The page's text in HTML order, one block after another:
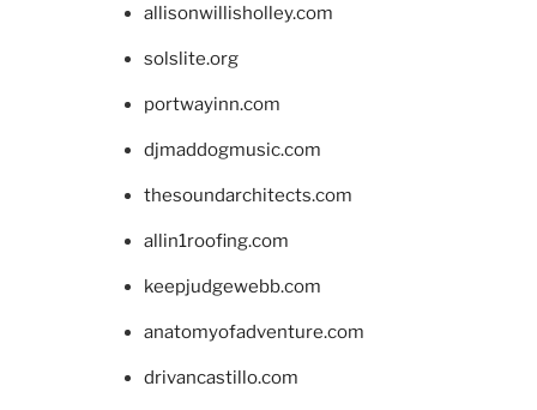
allisonwillisholley.com
solslite.org
portwayinn.com
djmaddogmusic.com
thesoundarchitects.com
allin1roofing.com
keepjudgewebb.com
anatomyofadventure.com
drivancastillo.com